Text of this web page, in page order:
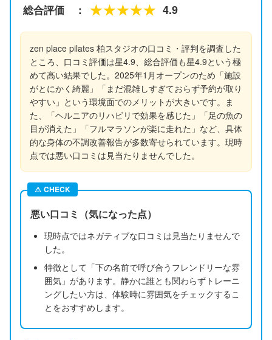
総合評価 ： ★★★★★ 4.9
zen place pilates 柏スタジオの口コミ・評判を調査した
ところ、口コミ評価は星4.9、総合評価も星4.9という極
めて高い結果でした。2025年1月オープンのため「施設
がとにかく綺麗」「まだ混雑しすぎておらず予約が取り
やすい」という環境面でのメリットが大きいです。ま
た、「ヘルニアのリハビリで効果を感じた」「足の魚の
目が消えた」「フルマラソンが楽に走れた」など、具体
的な身体の不調改善報告が多数寄せられています。現時
点では悪い口コミは見当たりませんでした。
⚠ CHECK
悪い口コミ（気になった点）
現時点ではネガティブな口コミは見当たりませんで
した。
特徴として「下の名前で呼び合うフレンドリーな雰
囲気」があります。静かに誰とも関わらずトレーニ
ングしたい方は、体験時に雰囲気をチェックするこ
とをおすすめします。